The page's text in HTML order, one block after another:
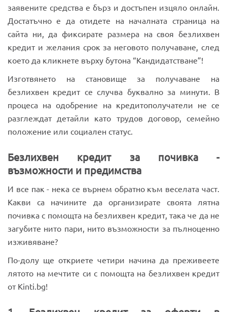
заявените средства е бърз и достъпен изцяло онлайн.
Достатъчно е да отидете на началната страница на
сайта ни, да фиксирате размера на своя безлихвен
кредит и желания срок за неговото получаване, след
което да кликнете върху бутона “Кандидатстване”!
Изготвянето на становище за получаване на
безлихвен кредит се случва буквално за минути. В
процеса на одобрение на кредитополучатели не се
разглеждат детайли като трудов договор, семейно
положение или социален статус.
Безлихвен кредит за почивка -
възможности и предимства
И все пак - нека се върнем обратно към веселата част.
Какви са начините да организирате своята лятна
почивка с помощта на безлихвен кредит, така че да не
загубите нито пари, нито възможности за пълноценно
изживяване?
По-долу ще откриете четири начина да преживеете
лятото на мечтите си с помощта на безлихвен кредит
от Kinti.bg!